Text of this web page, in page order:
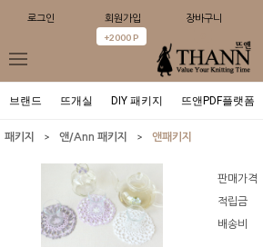
로그인 회원가입
+2000 P
장바구니
브랜드 뜨개실 DIY 패키지 뜨앤PDF플랫폼
패키지 > 앤/Ann 패키지 > 앤패키지
판매가격
적립금
배송비